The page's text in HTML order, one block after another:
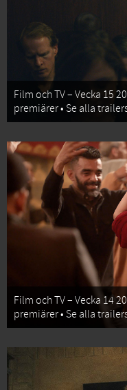
Film och TV – Vecka 15
premiärer • Se alla
Film och TV – Vecka 14
premiärer • Se alla